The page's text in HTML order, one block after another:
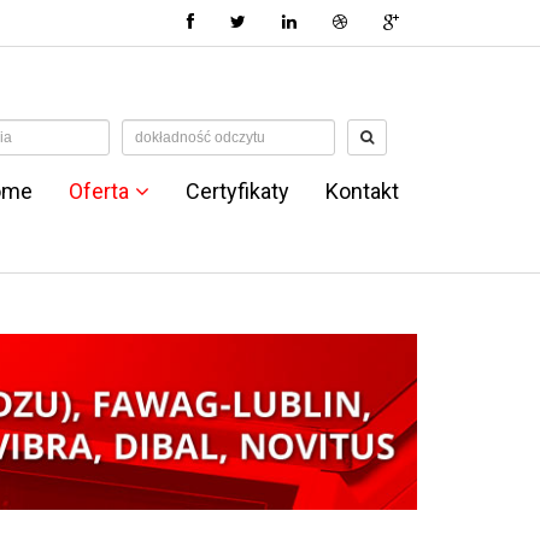
Oferta Certyfikaty Kontakt